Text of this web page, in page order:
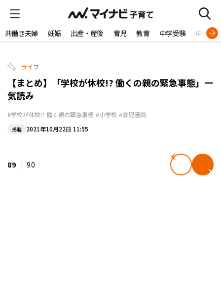
共働き夫婦 妊娠 出産・産後 育児 教育 中学受験 中学生
ライフ
【まとめ】「学校が休校!? 働くの親の緊急事態」一
気読み
#学校が休校!? 働く親の緊急事態 #小学校 #育児漫画
掲載 2021年10月22日 11:55
89 90